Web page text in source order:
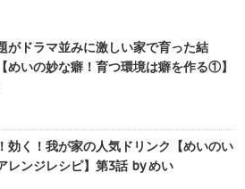
がドラマ並みに激しい家で育った結
めいの妙な癖！育つ環境は癖を作る①】
効く！我が家の人気ドリンク【めいのい
レンジレシピ】第3話 by めい